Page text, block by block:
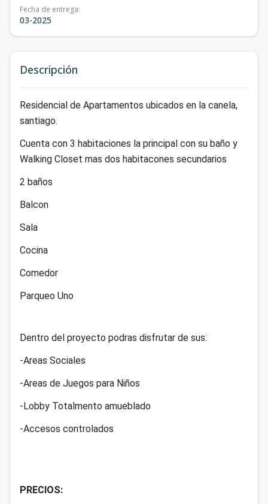
Fecha de entrega:
03-2025
Descripción
Residencial de Apartamentos ubicados en la canela,
santiago.
Cuenta con 3 habitaciones la principal con su baño y
Walking Closet mas dos habitacones secundarios
2 baños
Balcon
Sala
Cocina
Comedor
Parqueo Uno
Dentro del proyecto podras disfrutar de sus:
-Areas Sociales
-Areas de Juegos para Niños
-Lobby Totalmento amueblado
-Accesos controlados
PRECIOS: